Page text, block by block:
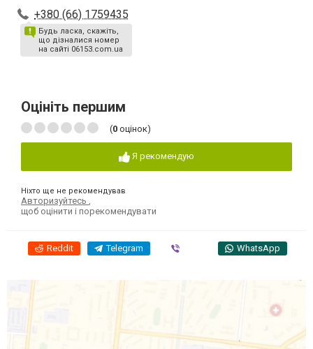
+380 (66) 1759435
Будь ласка, скажіть,
що дізналися номер
на сайті 06153.com.ua
Оцініть першим
(0 оцінок)
Я рекомендую
Ніхто ще не рекомендував
Авторизуйтесь
щоб оцінити і порекомендувати
Reddit Telegram WhatsApp